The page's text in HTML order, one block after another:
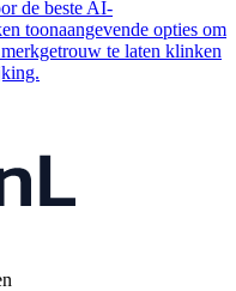
de beste AI-
toonaangevende opties om
te laten klinken